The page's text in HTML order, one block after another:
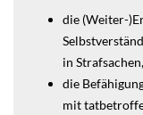
die (Weiter-
in Strafsachen,
die
mit